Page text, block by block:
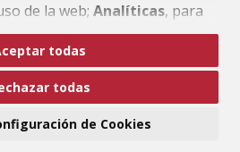
de la web; Analíticas, para
de la web y sus servicios.
botón“Aceptar todas”
su uso. Si pulsa el botón
las cookies técnicas
todas
todas
de Cookies